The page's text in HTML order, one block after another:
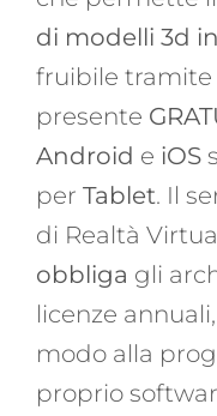
di modelli 3d
fruibile tramite
presente
Android e iOS
per Tablet. Il
di Realtà
obbliga gli
licenze
modo alla
proprio